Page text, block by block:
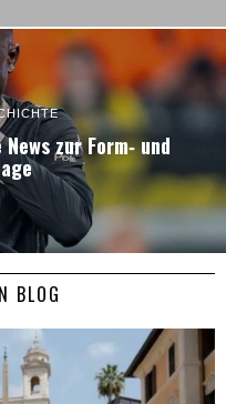
zur Form‑ und
BLOG